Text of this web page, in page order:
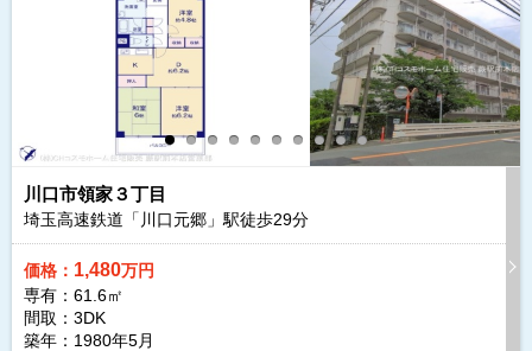
川口市領家３丁目
埼玉高速鉄道「川口元郷」駅徒歩29分
価格： 1,480万円
専有：61.6㎡
間取：3DK
築年：1980年5月